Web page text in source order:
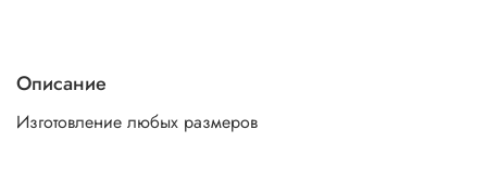
Описание
Изготовление любых размеров